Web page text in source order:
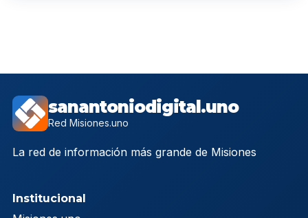
sanantoniodigital.uno
Red Misiones.uno
La red de información más grande de Misiones
Institucional